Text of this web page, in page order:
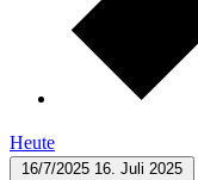
Heute
16/7/2025 16. Juli 2025